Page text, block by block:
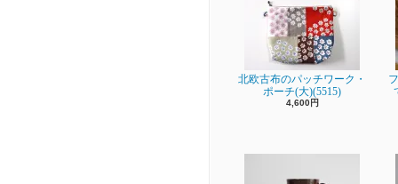
北欧古布のパッチワーク・
ポーチ(大)(5515)
4,600円